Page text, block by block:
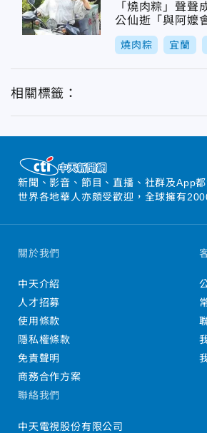
「燒肉粽」聲聲
公仙逝「與阿嬤
實
燒肉粽 宜蘭
相關標籤：
新聞、影音、節目、直播、社群及App
世界各地華人亦頗受歡迎，全球擁有
關於我們
中天介紹
人才招募
使用條款
隱私權條款
免責聲明
商務合作方案
聯絡我們
中天電視股份有限公司